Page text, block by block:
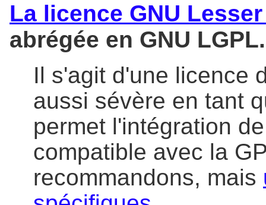
La licence GNU
abrégée en GNU LGPL.
Il s'agit d'une licence
aussi sévère en tant
permet l'intégration
compatible avec la
recommandons, mais